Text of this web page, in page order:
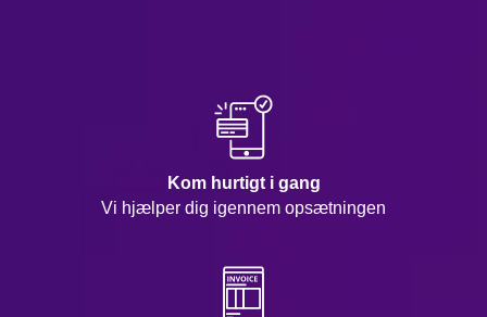
Kom hurtigt i gang
Vi hjælper dig igennem opsætningen